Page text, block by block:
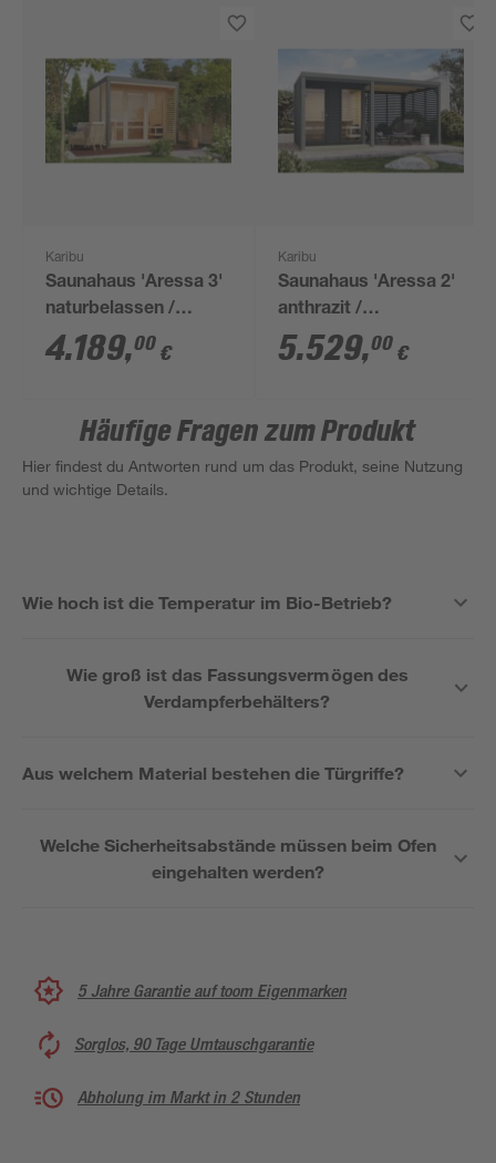
Karibu
Saunahaus 'Aressa 3'
naturbelassen /
graualuminium Ofen 9
kW externe Steuerung
4.189,00 €
Karibu
Saunahaus 'Aressa 2'
anthrazit /
graualuminium mit
Anbaudach 492 x
5.529,00 €
Häufige Fragen zum Produkt
Hier findest du Antworten rund um das Produkt, seine Nutzung
und wichtige Details.
Wie hoch ist die Temperatur im Bio-Betrieb?
Wie groß ist das Fassungsvermögen des
Verdampferbehälters?
Aus welchem Material bestehen die Türgriffe?
Welche Sicherheitsabstände müssen beim Ofen
eingehalten werden?
5 Jahre Garantie auf toom Eigenmarken
Sorglos, 90 Tage Umtauschgarantie
Abholung im Markt in 2 Stunden